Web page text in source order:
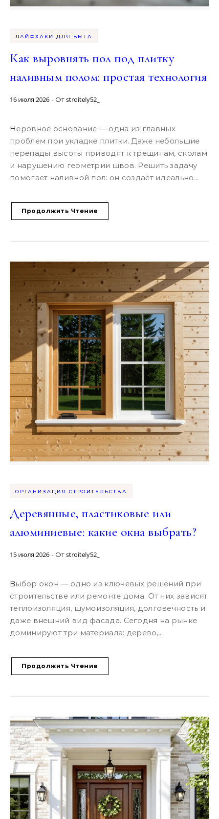
ЛАЙФХАКИ ДЛЯ БЫТА
Как выровнять пол под плитку
наливным полом: простая технология
16 июля 2026 - Отstroitely52_
Неровное основание — одна из главных
проблем при укладке плитки. Даже небольшие
перепады высоты приводят к трещинам, сколам
и нарушению геометрии швов. Решить задачу
помогает наливной пол: он создаёт идеально...
Продолжить Чтение
ОРГАНИЗАЦИЯ СТРОИТЕЛЬСТВА
Деревянные, пластиковые или
алюминиевые: какие окна выбрать?
15 июля 2026 - Отstroitely52_
Выбор окон — одно из ключевых решений при
строительстве или ремонте дома. От них зависят
теплоизоляция, шумоизоляция, долговечность и
даже внешний вид фасада. Сегодня на рынке
доминируют три материала: дерево,...
Продолжить Чтение